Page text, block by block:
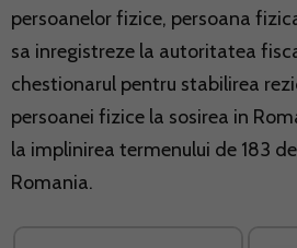
persoanelor fizice, persoana
sa inregistreze la autoritatea
chestionarul pentru stabilirea
persoanei fizice la sosirea in
la implinirea termenului de 183
Romania.